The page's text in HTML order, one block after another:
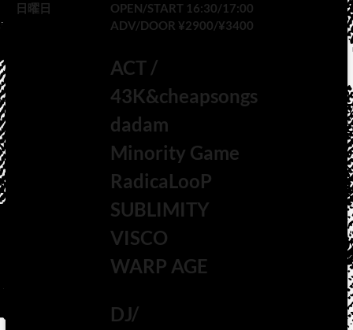
日曜日
OPEN/START 16:30/17:00
ADV/DOOR ¥2900/¥3400
ACT /
43K&cheapsongs
dadam
Minority Game
RadicaLooP
SUBLIMITY
VISCO
WARP AGE
DJ/